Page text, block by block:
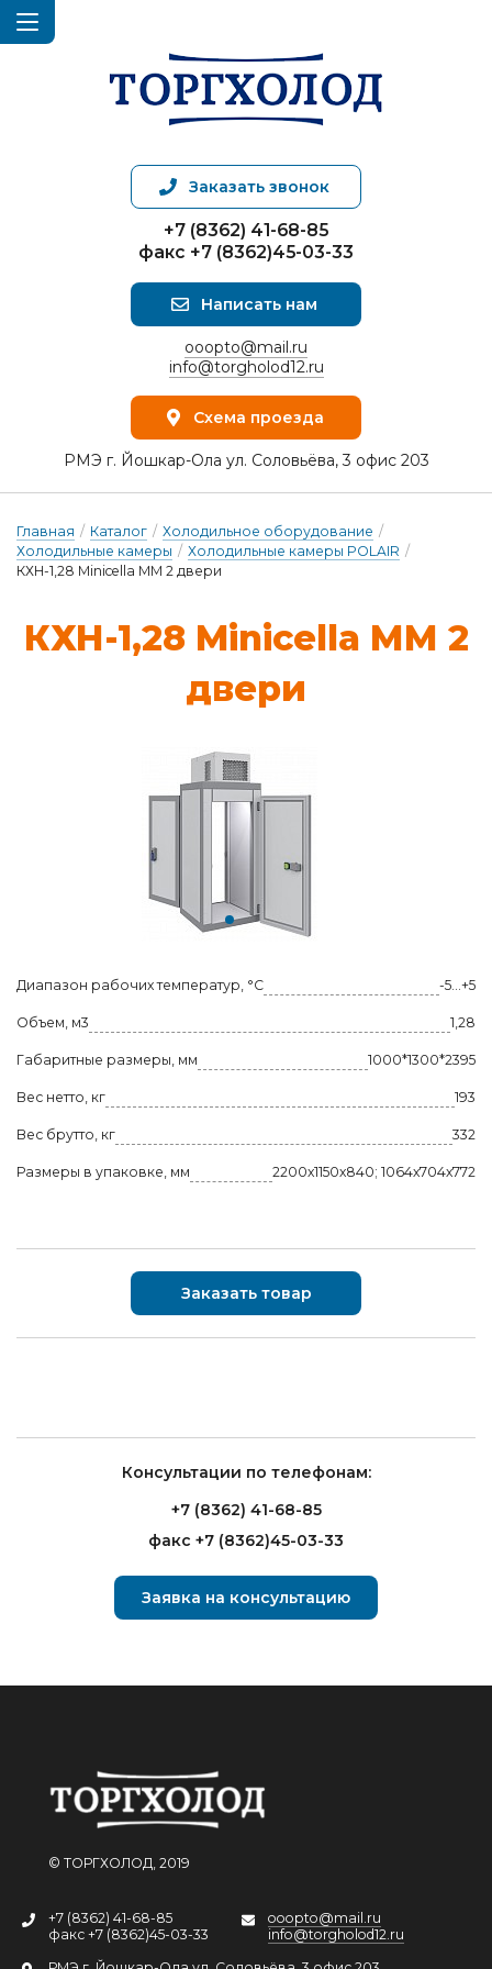
Заказать звонок
+7 (8362) 41-68-85
факс +7 (8362)45-03-33
Написать нам
ooopto@mail.ru
info@torgholod12.ru
Схема проезда
РМЭ г. Йошкар-Ола ул. Соловьёва, 3 офис 203
Главная / Каталог / Холодильное оборудование /
Холодильные камеры / Холодильные камеры POLAIR /
КХН-1,28 Minicella ММ 2 двери
КХН-1,28 Minicella ММ 2
две­ри
Диапазон рабочих температур, °C -5...+5
Объем, м3 1,28
Габаритные размеры, мм 1000*1300*2395
Вес нетто, кг 193
Вес брутто, кг 332
Размеры в упаковке, мм 2200х1150х840; 1064х704х772
Заказать товар
Консультации по телефонам:
+7 (8362) 41-68-85
факс +7 (8362)45-03-33
Заявка на консультацию
© ТОРГХОЛОД, 2019
+7 (8362) 41-68-85
факс +7 (8362)45-03-33
ooopto@mail.ru
info@torgholod12.ru